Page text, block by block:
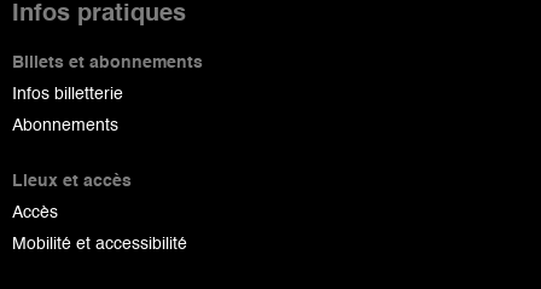
Infos pratiques
Billets et abonnements
Infos billetterie
Abonnements
Lieux et accès
Accès
Mobilité et accessibilité